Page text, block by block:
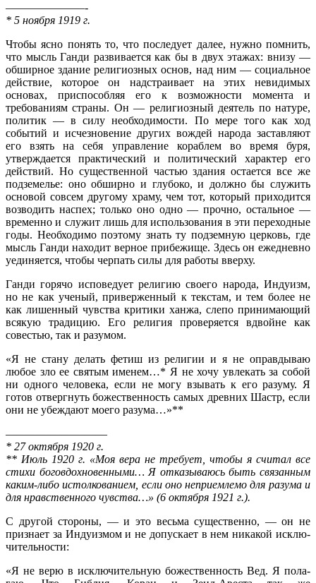
———————-
* 5 ноября 1919 г.
Чтобы ясно понять то, что последует далее, нужно помнить,
что мысль Ганди развивается как бы в двух этажах: внизу —
обширное здание религиозных основ, над ним — социальное
действие, которое он надстраивает на этих невидимых
основах, приспособляя его к возможности момента и
требованиям страны. Он — религиозный деятель по натуре,
политик — в силу необхо­димости. По мере того как ход
событий и исчезновение других вождей народа заставляют
его взять на себя управление кораблем во время буря,
утверждается практический и политический характер его
действий. Но существенной частью здания остается все же
подземелье: оно обширно и глубоко, и должно бы служить
основой совсем другому храму, чем тот, который приходится
возводить наспех; только оно одно — прочно, осталь­ное —
временно и служит лишь для использования в эти переходные
годы. Необходимо поэтому знать ту подземную церковь, где
мысль Ганди находит верное прибежище. Здесь он ежедневно
уединяется, чтобы черпать силы для работы вверху.
Ганди горячо исповедует религию своего народа, Индуизм,
но не как ученый, приверженный к текстам, и тем более не
как лишенный чувства критики ханжа, слепо принимающий
всякую традицию. Его религия проверяется вдвойне как
совестью, так и разумом.
«Я не стану делать фетиш из религии и я не оправдываю
любое зло ее святым именем…* Я не хочу увлекать за собой
ни одного человека, если не могу взывать к его разуму. Я
готов отвергнуть божественность самых древних Шастр, если
они не убеждают моего разума…»**
—————————
* 27 октября 1920 г.
** Июль 1920 г. «Моя вера не требует, чтобы я считал все
стихи боговдохновенными… Я отказываюсь быть связанным
каким-либо истолкова­нием, если оно неприемлемо для разума и
для нравственного чувства…» (6 октября 1921 г.).
С другой стороны, — и это весьма существенно, — он не
признает за Индуизмом и не допускает в нем никакой исклю­
чительности:
«Я не верю в исключительную божественность Вед. Я пола­